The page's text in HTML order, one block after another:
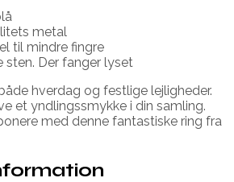
metal
til mindre fingre
sten. Der fanger lyset
hverdag og festlige lejligheder.
et yndlingssmykke i din samling.
med denne fantastiske ring fra